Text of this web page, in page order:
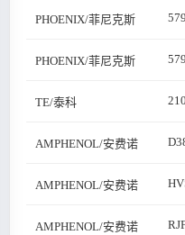
PHOENIX/菲尼克斯
PHOENIX/菲尼克斯
TE/泰科
AMPHENOL/安费诺
AMPHENOL/安费诺
AMPHENOL/安费诺